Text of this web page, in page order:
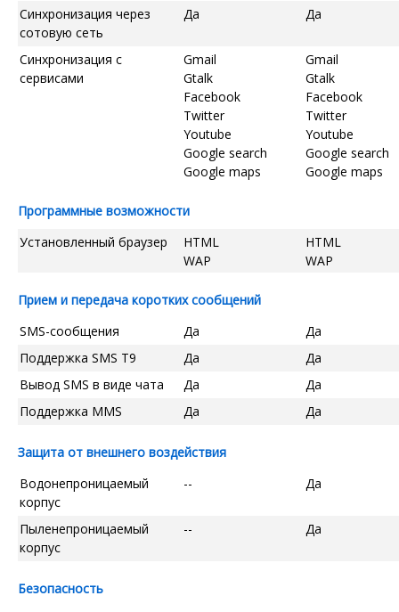
Синхронизация через
сотовую сеть
Да Да
Синхронизация с
сервисами
Gmail
Gtalk
Facebook
Twitter
Youtube
Google search
Google maps
Gmail
Gtalk
Facebook
Twitter
Youtube
Google search
Google maps
Программные возможности
Установленный браузер
HTML
WAP
HTML
WAP
Прием и передача коротких сообщений
SMS-сообщения
Да
Да
Поддержка SMS T9
Да
Да
Вывод SMS в виде чата
Да
Да
Поддержка MMS
Да Да
Защита от внешнего воздействия
Водонепроницаемый
корпус
-- Да
Пыленепроницаемый
корпус
-- Да
Безопасность